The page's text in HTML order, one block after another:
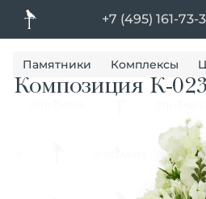
+7 (495) 161-73-
Памятники Комплексы
Композиция К-023